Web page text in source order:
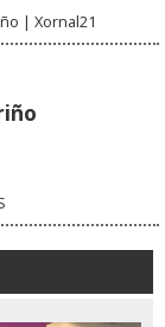
| Xornal21